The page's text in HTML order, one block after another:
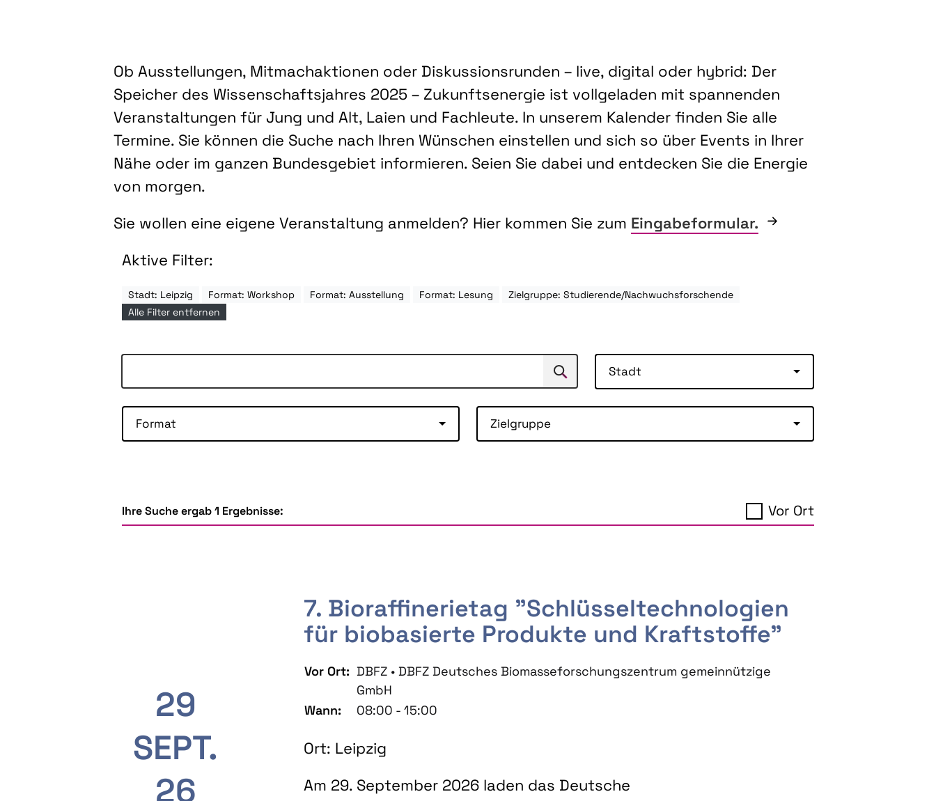
Ob Ausstellungen, Mitmachaktionen oder Diskussionsrunden – live, digital oder hybrid: Der
Speicher des Wissenschaftsjahres 2025 – Zukunftsenergie ist vollgeladen mit spannenden
Veranstaltungen für Jung und Alt, Laien und Fachleute. In unserem Kalender finden Sie alle
Termine. Sie können die Suche nach Ihren Wünschen einstellen und sich so über Events in Ihrer
Nähe oder im ganzen Bundesgebiet informieren. Seien Sie dabei und entdecken Sie die Energie
von morgen.
Sie wollen eine eigene Veranstaltung anmelden? Hier kommen Sie zum Eingabeformular.
Aktive Filter:
Stadt: Leipzig Format: Workshop Format: Ausstellung Format: Lesung
Zielgruppe: Studierende/Nachwuchsforschende
Alle Filter entfernen
Suchen Stadt
Format Zielgruppe
Ihre Suche ergab 1 Ergebnisse: Vor Ort
29
SEPT.
26
7. Bioraffinerietag "Schlüsseltechnologien
für biobasierte Produkte und Kraftstoffe"
Vor Ort: DBFZ • DBFZ Deutsches Biomasseforschungszentrum gemeinnützige
GmbH
Wann:
08:00 - 15:00
Ort: Leipzig
Am 29. September 2026 laden das Deutsche